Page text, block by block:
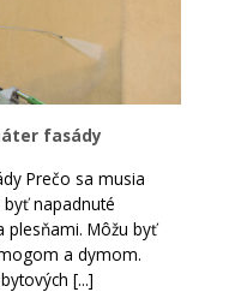
fasády
Prečo sa musia
napadnuté
plesňami. Môžu byť
a dymom.
[...]